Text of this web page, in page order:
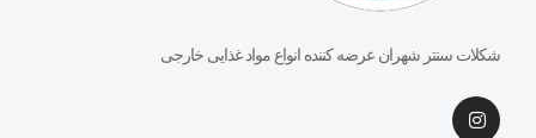
شکلات سنتر شهران عرضه کننده انواع مواد غذایی خارجی